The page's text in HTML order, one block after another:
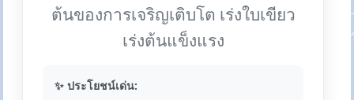
ต้นของการเจริญเติบโต เร่งใบเขียว
เร่งต้นแข็งแรง
✨ ประโยชน์เด่น: